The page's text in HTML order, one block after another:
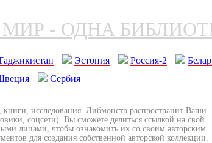
- ОДНА
Эстония Россия-2
Сербия
исследования. Либмонстр распространит Ваши
соцсети). Вы сможете делиться ссылкой на свой
лицами, чтобы ознакомить их со своим авторским
для создания собственной авторской коллекции.